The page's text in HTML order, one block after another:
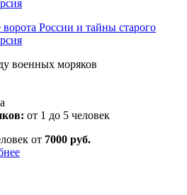
России и тайны старого
военных моряков
от 1 до 5 человек
от 7000 руб.